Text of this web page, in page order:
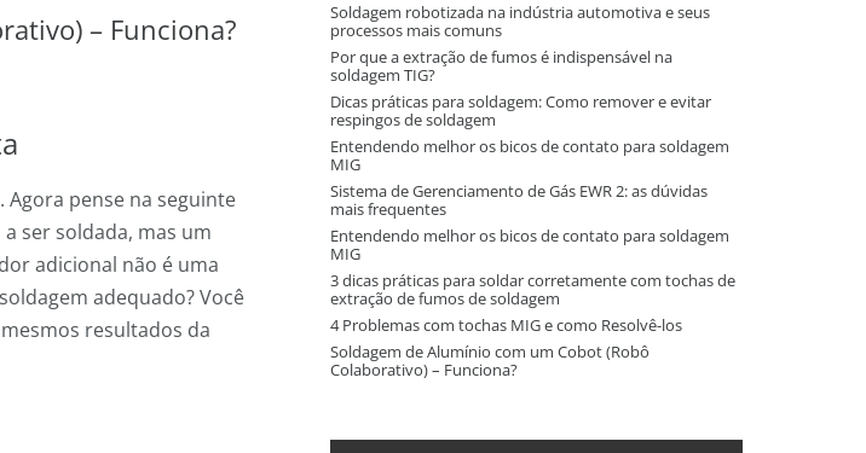
– Funciona?
Agora pense na seguinte
ser soldada, mas um
adicional não é uma
adequado? Você
resultados da
Soldagem robotizada na indústria automotiva e seus
processos mais comuns
Por que a extração de fumos é indispensável na
soldagem TIG?
Dicas práticas para soldagem: Como remover e evitar
respingos de soldagem
Entendendo melhor os bicos de contato para soldagem
MIG
Sistema de Gerenciamento de Gás EWR 2: as dúvidas
mais frequentes
Entendendo melhor os bicos de contato para soldagem
MIG
3 dicas práticas para soldar corretamente com tochas de
extração de fumos de soldagem
4 Problemas com tochas MIG e como Resolvê-los
Soldagem de Alumínio com um Cobot (Robô
Colaborativo) – Funciona?